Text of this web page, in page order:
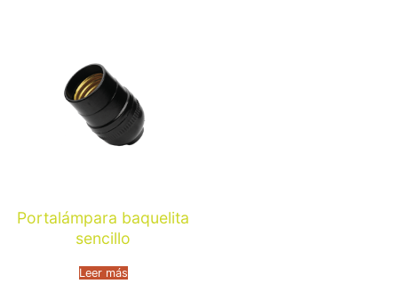
Portalámpara baquelita
sencillo
Leer más